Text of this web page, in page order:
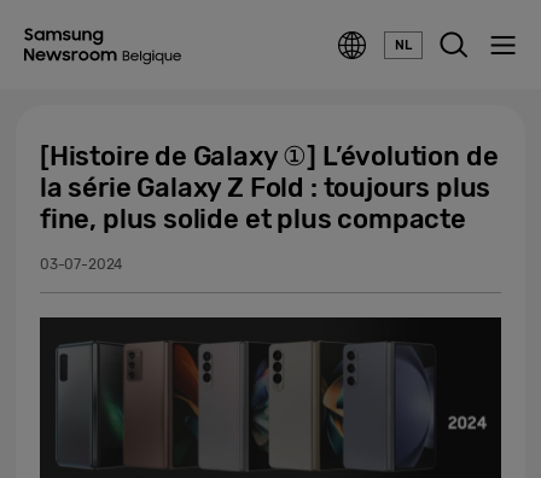
NL
[Histoire de Galaxy ①] L’évolution de
la série Galaxy Z Fold : toujours plus
fine, plus solide et plus compacte
03-07-2024